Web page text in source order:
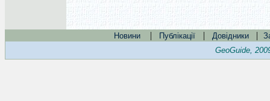
Новини | Публікації | Довідники |
GeoGuide,